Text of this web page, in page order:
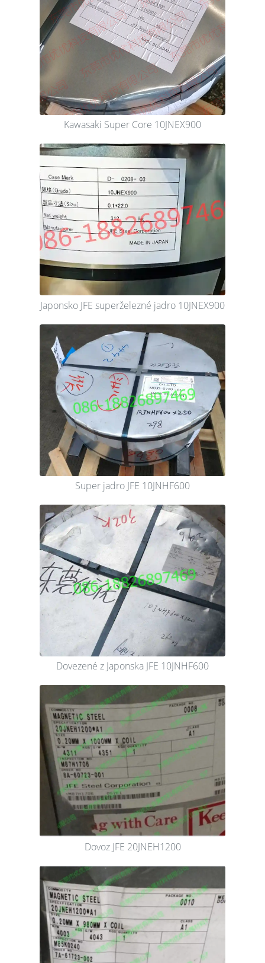
Kawasaki Super Core 10JNEX900
Japonsko JFE superželezné jadro 10JNEX900
Super jadro JFE 10JNHF600
Dovezené z Japonska JFE 10JNHF600
Dovoz JFE 20JNEH1200